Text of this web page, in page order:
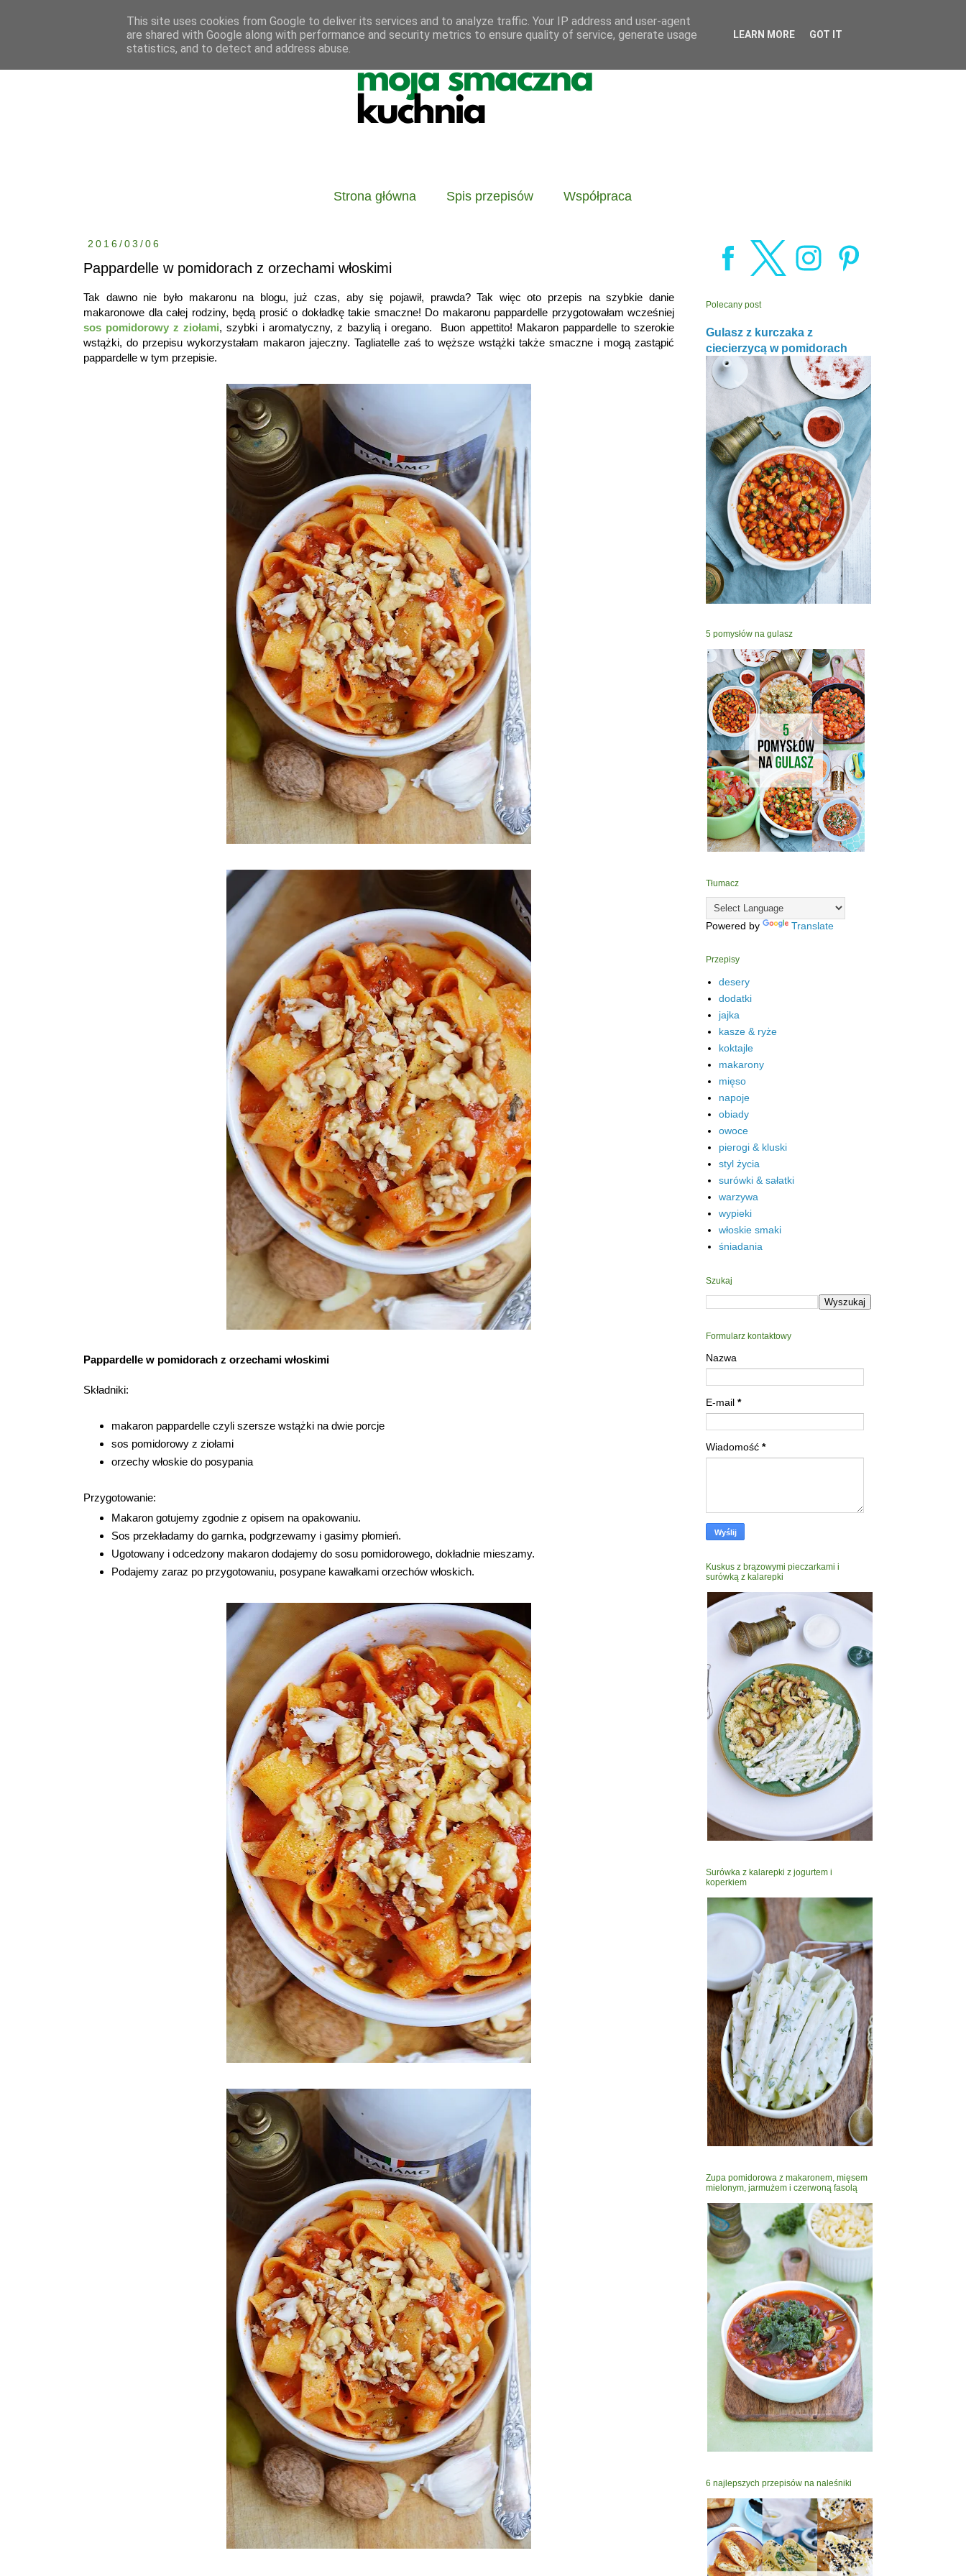
Strona główna Spis przepisów Współpraca
2016/03/06
Pappardelle w pomidorach z orzechami włoskimi
Tak dawno nie było makaronu na blogu, już czas, aby się pojawił, prawda? Tak więc oto przepis na szybkie danie
makaronowe dla całej rodziny, będą prosić o dokładkę takie smaczne! Do makaronu pappardelle przygotowałam wcześniej
sos pomidorowy z ziołami, szybki i aromatyczny, z bazylią i oregano. Buon appettito! Makaron pappardelle to szerokie
wstążki, do przepisu wykorzystałam makaron jajeczny. Tagliatelle zaś to węższe wstążki także smaczne i mogą zastąpić
pappardelle w tym przepisie.
Pappardelle w pomidorach z orzechami włoskimi
Składniki:
makaron pappardelle czyli szersze wstążki na dwie porcje
sos pomidorowy z ziołami
orzechy włoskie do posypania
Przygotowanie:
Makaron gotujemy zgodnie z opisem na opakowaniu.
Sos przekładamy do garnka, podgrzewamy i gasimy płomień.
Ugotowany i odcedzony makaron dodajemy do sosu pomidorowego, dokładnie mieszamy.
Podajemy zaraz po przygotowaniu, posypane kawałkami orzechów włoskich.
Polecany post
Gulasz z kurczaka z
ciecierzycą w pomidorach
5 pomysłów na gulasz
Tłumacz
Powered by Translate
Przepisy
desery
dodatki
jajka
kasze & ryże
koktajle
makarony
mięso
napoje
obiady
owoce
pierogi & kluski
styl życia
surówki & sałatki
warzywa
wypieki
włoskie smaki
śniadania
Szukaj
Formularz kontaktowy
Nazwa
E-mail *
Wiadomość *
Kuskus z brązowymi pieczarkami i
surówką z kalarepki
Surówka z kalarepki z jogurtem i
koperkiem
Zupa pomidorowa z makaronem, mięsem
mielonym, jarmużem i czerwoną fasolą
6 najlepszych przepisów na naleśniki
This site uses cookies from Google to deliver its services and to analyze traffic. Your IP address and user-agent
are shared with Google along with performance and security metrics to ensure quality of service, generate usage
statistics, and to detect and address abuse.
LEARN MORE GOT IT